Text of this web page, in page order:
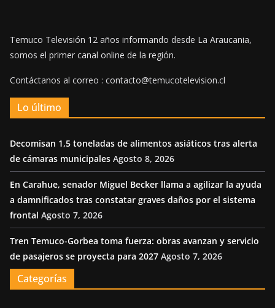
Temuco Televisión 12 años informando desde La Araucania,
somos el primer canal online de la región.
Contáctanos al correo : contacto@temucotelevision.cl
Lo último
Decomisan 1,5 toneladas de alimentos asiáticos tras alerta
de cámaras municipales Agosto 8, 2026
En Carahue, senador Miguel Becker llama a agilizar la ayuda
a damnificados tras constatar graves daños por el sistema
frontal Agosto 7, 2026
Tren Temuco-Gorbea toma fuerza: obras avanzan y servicio
de pasajeros se proyecta para 2027 Agosto 7, 2026
Categorías